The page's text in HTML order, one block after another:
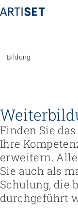
Bildung
Finden Sie
Ihre
erweitern.
Sie auch als
Schulung, die
durchgeführt